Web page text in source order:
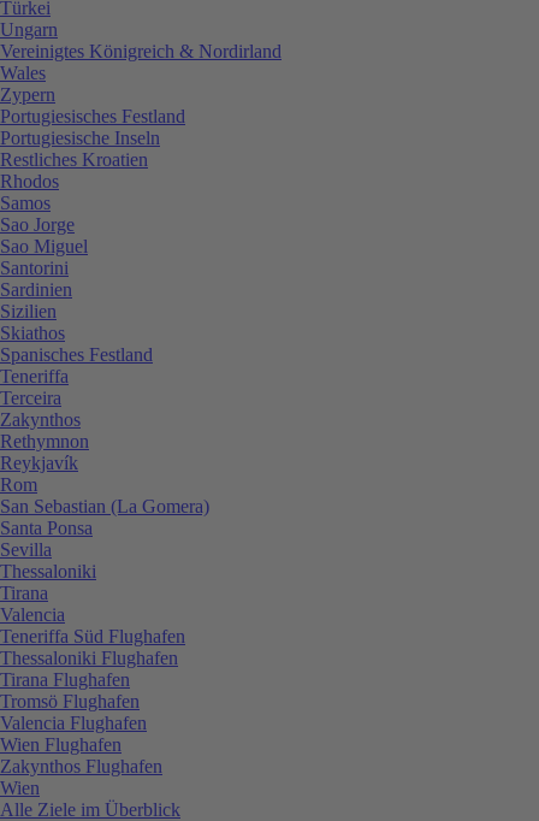
Türkei
Ungarn
Vereinigtes Königreich & Nordirland
Wales
Zypern
Portugiesisches Festland
Portugiesische Inseln
Restliches Kroatien
Rhodos
Samos
Sao Jorge
Sao Miguel
Santorini
Sardinien
Sizilien
Skiathos
Spanisches Festland
Teneriffa
Terceira
Zakynthos
Rethymnon
Reykjavík
Rom
San Sebastian (La Gomera)
Santa Ponsa
Sevilla
Thessaloniki
Tirana
Valencia
Teneriffa Süd Flughafen
Thessaloniki Flughafen
Tirana Flughafen
Tromsö Flughafen
Valencia Flughafen
Wien Flughafen
Zakynthos Flughafen
Wien
Alle Ziele im Überblick